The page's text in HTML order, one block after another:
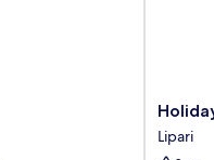
Holiday
Eolie
Village
Lipari